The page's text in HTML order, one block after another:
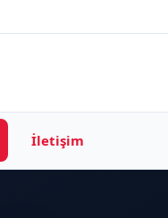
İletişim